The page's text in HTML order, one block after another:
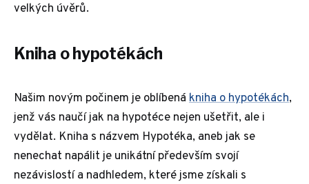
velkých úvěrů.
Kniha o hypotékách
Našim novým počinem je oblíbená kniha o hypotékách,
jenž vás naučí jak na hypotéce nejen ušetřit, ale i
vydělat. Kniha s názvem Hypotéka, aneb jak se
nenechat napálit je unikátní především svojí
nezávislostí a nadhledem, které jsme získali s